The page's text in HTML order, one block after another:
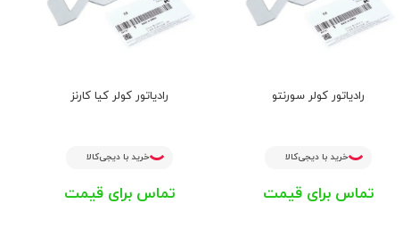
رادیاتور کولر سورنتو
خرید با دیجی‌کالا
تماس برای قیمت
رادیاتور کولر کیا کارنز
خرید با دیجی‌کالا
تماس برای قیمت